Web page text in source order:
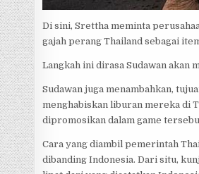
Di sini, Srettha meminta
gajah perang Thailand sebagai
Langkah ini dirasa Sudawan akan
Sudawan juga menambahkan,
menghabiskan liburan mereka di
dipromosikan dalam game
Cara yang diambil pemerintah
dibanding Indonesia. Dari situ,